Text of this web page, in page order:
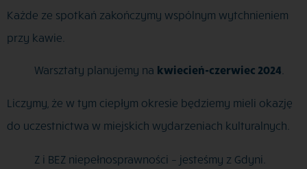
Każde ze spotkań zakończymy wspólnym wytchnieniem
przy kawie.
Warsztaty planujemy na kwiecień-czerwiec 2024
Liczymy, że w tym ciepłym okresie będziemy mieli okazję
do uczestnictwa w miejskich wydarzeniach kulturalnych.
Z i BEZ niepełnosprawności – jesteśmy z Gdyni.